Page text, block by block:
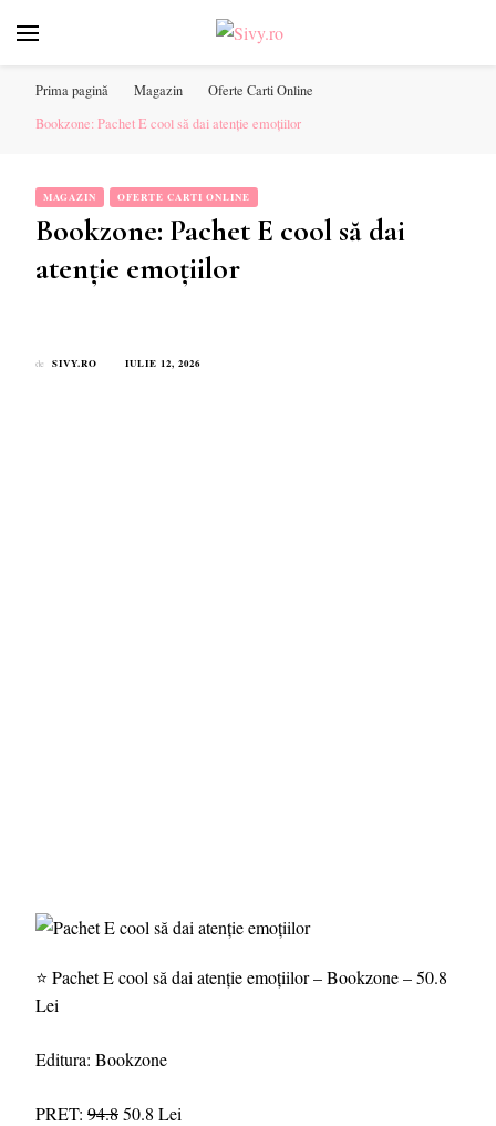
online pentru tine. ❤️
Prima pagină Magazin
Oferte Carti Online
Bookzone: Pachet E cool să dai atenție emoțiilor
MAGAZIN OFERTE CARTI ONLINE
Bookzone: Pachet E cool să dai
atenție emoțiilor
de SIVY.RO IULIE 12, 2026
⭐ Pachet E cool să dai atenție emoțiilor – Bookzone – 50.8
Lei
Editura: Bookzone
PRET: 94.850.8 Lei